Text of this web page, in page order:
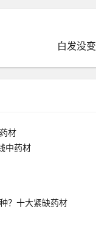
白发没
中药材